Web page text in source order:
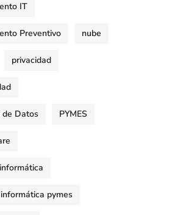
IT
Preventivo nube
privacidad
de Datos PYMES
pymes